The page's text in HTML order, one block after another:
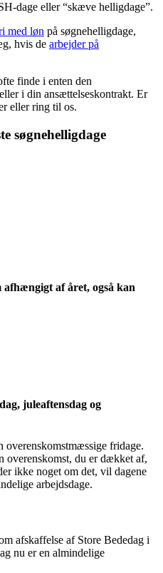
dage eller “skæve helligdage”.
med løn på søgnehelligdage,
hvis de arbejder på
finde i enten den
i din ansættelseskontrakt. Er
eller ring til os.
søgnehelligdage
afhængigt af året, også kan
juleaftensdag og
overenskomstmæssige fridage.
overenskomst, du er dækket af,
ikke noget om det, vil dagene
arbejdsdage.
afskaffelse af Store Bededag i
nu er en almindelige